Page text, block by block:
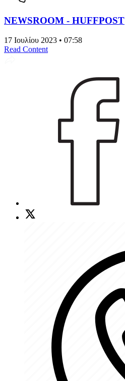
NEWSROOM - HUFFPOST
17 Ιουλίου 2023 • 07:58
Read Content